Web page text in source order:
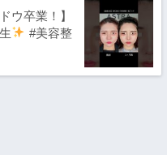
ウ卒業！】
#美容整